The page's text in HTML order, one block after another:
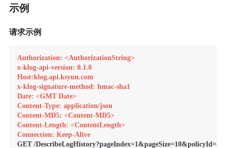
示例
请求示例
Authorization: <AuthorizationString>
x-klog-api-version: 0.1.0
Host:klog.api.ksyun.com
x-klog-signature-method: hmac-sha1
Date: <GMT Date>
Content-Type: application/json
Content-MD5: <Content-MD5>
Content-Length: <ContentLength>
Connection: Keep-Alive